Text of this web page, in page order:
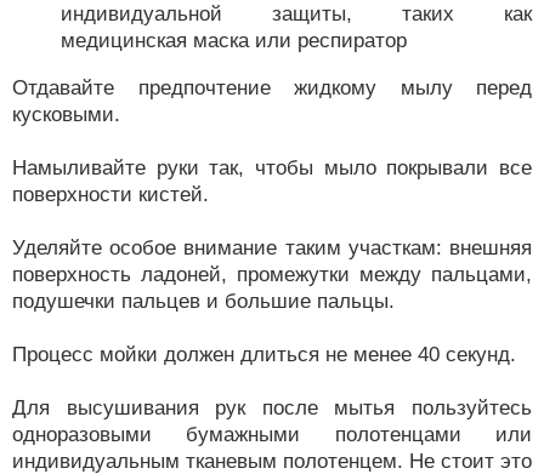
индивидуальной защиты, таких как
медицинская маска или респиратор
Отдавайте предпочтение жидкому мылу перед
кусковыми.
Намыливайте руки так, чтобы мыло покрывали все
поверхности кистей.
Уделяйте особое внимание таким участкам: внешняя
поверхность ладоней, промежутки между пальцами,
подушечки пальцев и большие пальцы.
Процесс мойки должен длиться не менее 40 секунд.
Для высушивания рук после мытья пользуйтесь
одноразовыми бумажными полотенцами или
индивидуальным тканевым полотенцем. Не стоит это